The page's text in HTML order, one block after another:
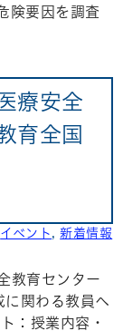
険要因を調査
療安全
育全国
イベント ,新着情報
教育センター
に関わる教員へ
：授業内容・